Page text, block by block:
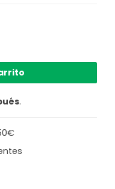
Light & Living Litto
.